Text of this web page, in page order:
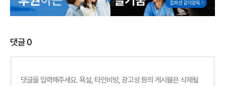
댓글0